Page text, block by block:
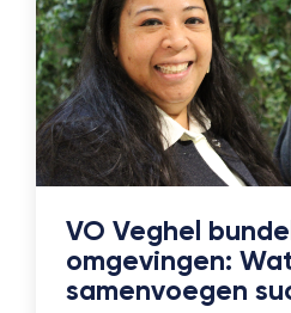
VO Veghel
omgevingen:
samenvoegen